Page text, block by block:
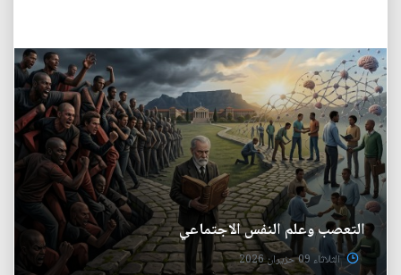
التعصب وعلم النفس الاجتماعي
الثلاثاء 09 حزيران 2026